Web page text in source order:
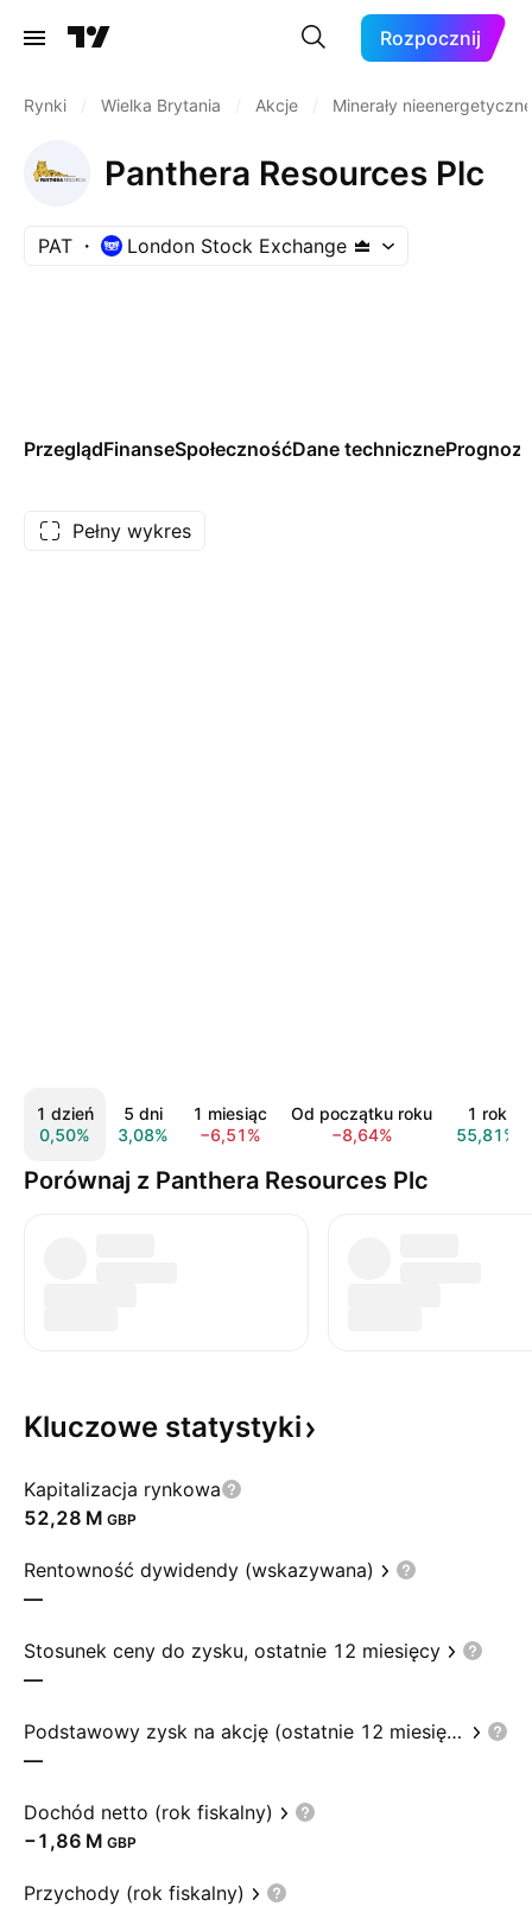
Rozpocznij
Rynki Wielka Brytania Akcje Minerały nieenergetyczne
Panthera Resources Plc
PAT London Stock Exchange
PrzeglądFinanseSpołecznośćDane technicznePrognozy
Pełny wykres
1 dzień
0,50%
5 dni
3,08%
1 miesiąc
−6,51%
Od początku roku
−8,64%
1 rok
55,81%
Porównaj z Panthera Resources Plc
Kluczowe statystyki
Kapitalizacja rynkowa
‪52,28 M‬ GBP
Rentowność dywidendy (wskazywana)
—
Stosunek ceny do zysku, ostatnie 12 miesięcy
—
Podstawowy zysk na akcję (ostatnie 12 miesięcy)
—
Dochód netto (rok fiskalny)
‪−1,86 M‬ GBP
Przychody (rok fiskalny)